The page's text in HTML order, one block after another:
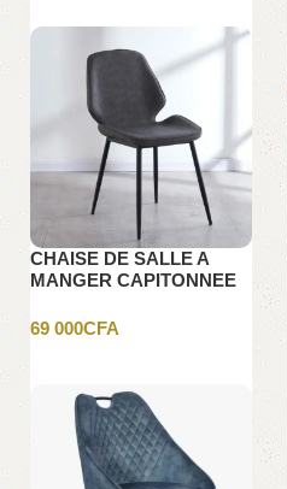
CHAISE DE SALLE A
MANGER CAPITONNEE
69 000CFA